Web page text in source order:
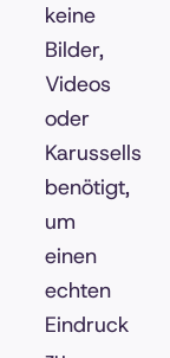
keine
Bilder,
Videos
oder
Karussells
benötigt,
um
einen
echten
Eindruck